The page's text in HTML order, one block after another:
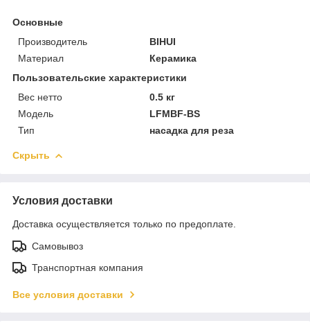
Основные
Производитель
BIHUI
Материал
Керамика
Пользовательские характеристики
Вес нетто
0.5 кг
Модель
LFMBF-BS
Тип
насадка для реза
Скрыть
Условия доставки
Доставка осуществляется только по предоплате.
Самовывоз
Транспортная компания
Все условия доставки